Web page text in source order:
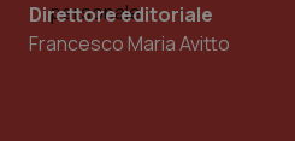
Direttore editoriale
Francesco Maria Avitto